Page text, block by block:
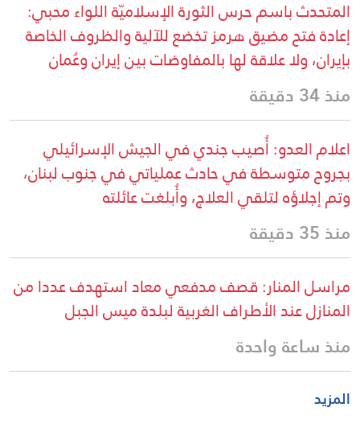
المتحدث باسم حرس الثورة الإسلاميّة اللواء محبي:
إعادة فتح مضيق هرمز تخضع للآلية والظروف الخاصة
بإيران، ولا علاقة لها بالمفاوضات بين إيران وعُمان
منذ 34 دقيقة
اعلام العدو: أُصيب جندي في الجيش الإسرائيلي
بجروح متوسطة في حادث عملياتي في جنوب لبنان،
وتم إجلاؤه لتلقي العلاج، وأُبلغت عائلته
منذ 35 دقيقة
مراسل المنار: قصف مدفعي معاد استهدف عددا من
المنازل عند الأطراف الغربية لبلدة ميس الجبل
منذ ساعة واحدة
المزيد